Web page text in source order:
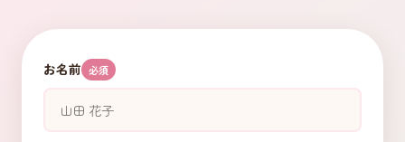
お名前 必須